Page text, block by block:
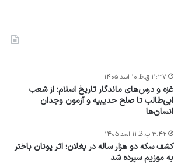
غزه و درس‌های ماندگار تاریخ اسلام؛ از شعب
ابی‌طالب تا صلح حدیبیه و آزمون وجدان
انسان‌ها
۱۱:۳۷ ق.ظ ۱۰ اسد ۱۴۰۵
کشف سکه دو هزار ساله در بغلان؛ اثر یونان باختر
به موزیم سپرده شد
۳:۴۲ ب.ظ ۱۱ اسد ۱۴۰۵